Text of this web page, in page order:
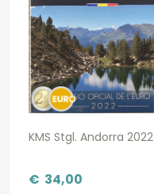
KMS Stgl. Andorra 2022
€ 34,00